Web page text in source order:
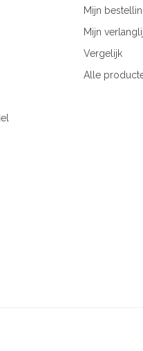
Mijn
Mijn
Vergelijk
Alle